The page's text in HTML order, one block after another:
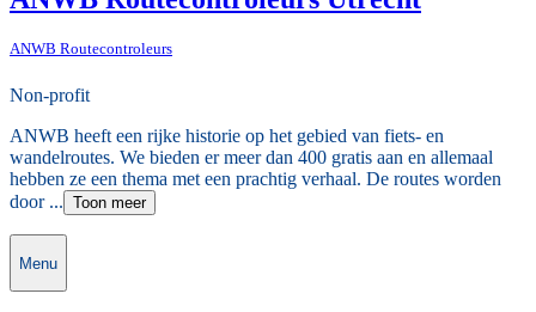
ANWB Routecontroleurs
Non-profit
ANWB heeft een rijke historie op het gebied van fiets- en
wandelroutes. We bieden er meer dan 400 gratis aan en allemaal
hebben ze een thema met een prachtig verhaal. De routes worden
door ... Toon meer
Menu